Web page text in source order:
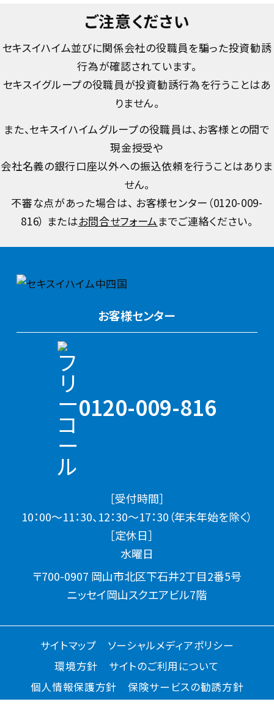
ご注意ください
セキスイハイム並びに関係会社の役職員を騙った投資勧誘
行為が確認されています。
セキスイグループの役職員が投資勧誘行為を行うことはあ
りません。
また、セキスイハイムグループの役職員は、お客様との間で
現金授受や
会社名義の銀行口座以外への振込依頼を行うことはありま
せん。
不審な点があった場合は、 お客様センター（0120-009-
816） またはお問合せフォームまでご連絡ください。
お客様センター
0120-009-816
［受付時間］
10：00～11：30、12：30～17：30（年末年始を除く）
［定休日］
水曜日
〒700-0907 岡山市北区下石井2丁目2番5号
ニッセイ岡山スクエアビル7階
サイトマップ
ソーシャルメディアポリシー
環境方針
サイトのご利用について
個人情報保護方針
保険サービスの勧誘方針